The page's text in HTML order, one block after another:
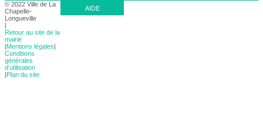
© 2022 Ville de La
Chapelle-
Longueville
|
Retour au site de la
mairie
|Mentions légales|
Conditions
générales
d'utilisation
|Plan du site
AIDE